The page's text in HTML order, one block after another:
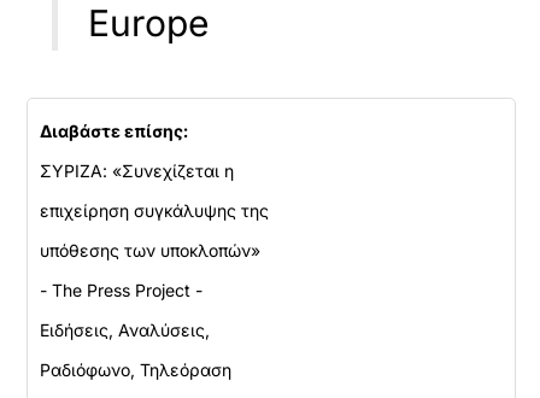
Europe
Διαβάστε επίσης:
ΣΥΡΙΖΑ: «Συνεχίζεται η
επιχείρηση συγκάλυψης της
υπόθεσης των υποκλοπών»
- The Press Project -
Ειδήσεις, Αναλύσεις,
Ραδιόφωνο, Τηλεόραση